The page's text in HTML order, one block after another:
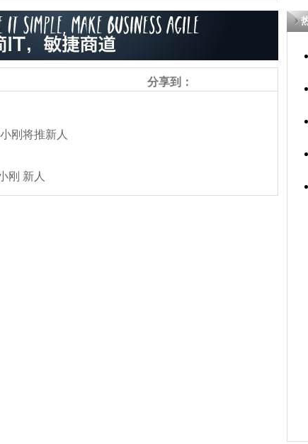
分享到：
刚将推新人
刚 新人